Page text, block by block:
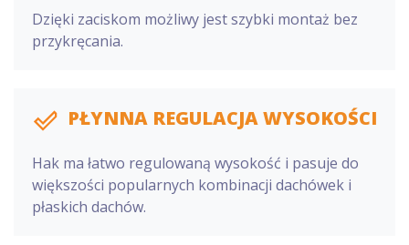
Dzięki zaciskom możliwy jest szybki montaż bez
przykręcania.
PŁYNNA REGULACJA WYSOKOŚCI
Hak ma łatwo regulowaną wysokość i pasuje do
większości popularnych kombinacji dachówek i
płaskich dachów.